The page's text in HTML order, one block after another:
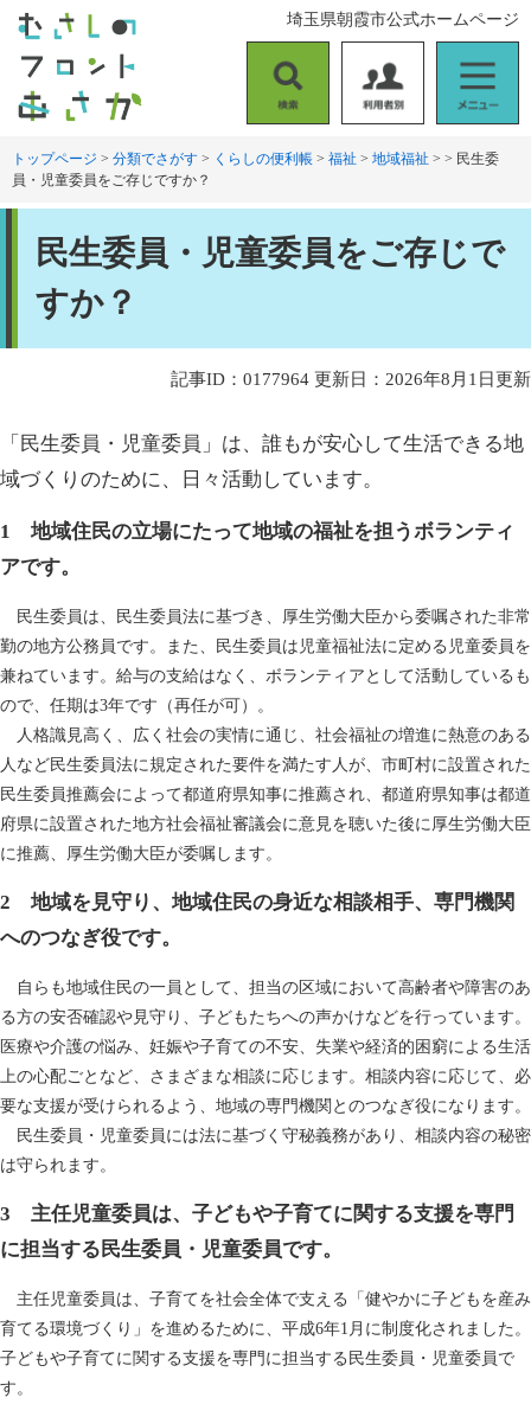
す
。
し
て
索
用
者
ニ
ュ
埼玉県朝霞市公式ホームページ
トップページ > 分類でさがす > くらしの便利帳 > 福祉 > 地域福祉 > > 民生委
員・児童委員をご存じですか？
民生委員・児童委員をご存じで
すか？
記事ID：0177964 更新日：2026年8月1日更新
「民生委員・児童委員」は、誰もが安心して生活できる地
域づくりのために、日々活動しています。
1 地域住民の立場にたって地域の福祉を担うボランティ
アです。
民生委員は、民生委員法に基づき、厚生労働大臣から委嘱された非常
勤の地方公務員です。また、民生委員は児童福祉法に定める児童委員を
兼ねています。給与の支給はなく、ボランティアとして活動しているも
ので、任期は3年です（再任が可）。
人格識見高く、広く社会の実情に通じ、社会福祉の増進に熱意のある
人など民生委員法に規定された要件を満たす人が、市町村に設置された
民生委員推薦会によって都道府県知事に推薦され、都道府県知事は都道
府県に設置された地方社会福祉審議会に意見を聴いた後に厚生労働大臣
に推薦、厚生労働大臣が委嘱します。
2 地域を見守り、地域住民の身近な相談相手、専門機関
へのつなぎ役です。
自らも地域住民の一員として、担当の区域において高齢者や障害のあ
る方の安否確認や見守り、子どもたちへの声かけなどを行っています。
医療や介護の悩み、妊娠や子育ての不安、失業や経済的困窮による生活
上の心配ごとなど、さまざまな相談に応じます。相談内容に応じて、必
要な支援が受けられるよう、地域の専門機関とのつなぎ役になります。
民生委員・児童委員には法に基づく守秘義務があり、相談内容の秘密
は守られます。
3 主任児童委員は、子どもや子育てに関する支援を専門
に担当する民生委員・児童委員です。
主任児童委員は、子育てを社会全体で支える「健やかに子どもを産み
育てる環境づくり」を進めるために、平成6年1月に制度化されました。
子どもや子育てに関する支援を専門に担当する民生委員・児童委員で
す。